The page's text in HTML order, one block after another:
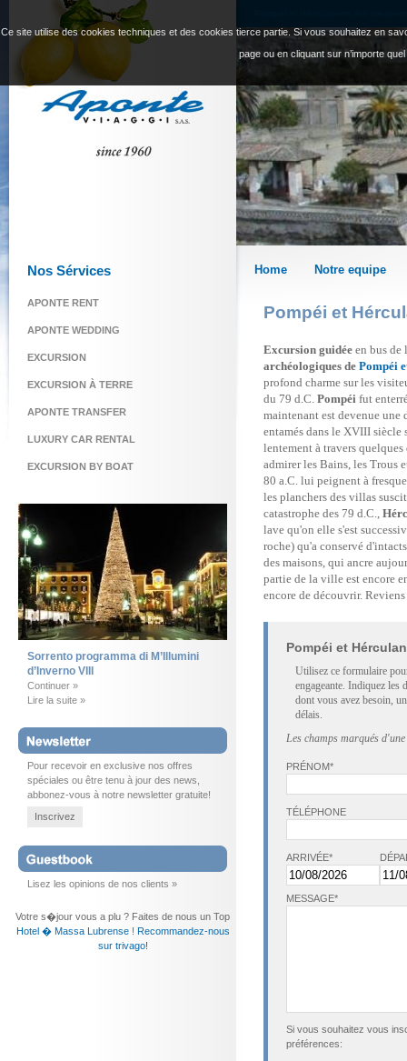
Ce site utilise des cookies techniques et des cookies tierce partie. Si vous souhaitez en
page ou en cliquant sur n’importe
Home Notre equipe
Pompéi et
Excursion guidée en bus de
archéologiques de Pompéi
profond charme sur les
du 79 d.C. Pompéi fut
maintenant est devenue une
entamés dans le XVIII siècle
lentement à travers
admirer les Bains, les Trous
80 a.C. lui peignent à
les planchers des villas
catastrophe des 79 d.C.,
lave qu'on elle s'est
roche) qu'a conservé
des maisons, qui ancre
partie de la ville est encore
encore de découvrir.
Pompéi et
Utilisez ce formulaire
engageante. Indiquez les
dont vous avez besoin,
délais.
Les champs marqués
PRÉNOM*
TÉLÉPHONE
ARRIVÉE*
MESSAGE*
Si vous souhaitez vous
préférences:
Nos Sérvices
APONTE RENT
APONTE WEDDING
EXCURSION
EXCURSION À TERRE
APONTE TRANSFER
LUXURY CAR RENTAL
EXCURSION BY BOAT
Sorrento programma di M’Illumini
d’Inverno VIII
Continuer »
Lire la suite »
Pour recevoir en exclusive nos offres
spéciales ou être tenu à jour des news,
abbonez-vous à notre newsletter gratuite!
Inscrivez
Lisez les opinions de nos clients »
Votre s�jour vous a plu ? Faites de nous un Top
Hotel � Massa Lubrense! Recommandez-nous
sur trivago!